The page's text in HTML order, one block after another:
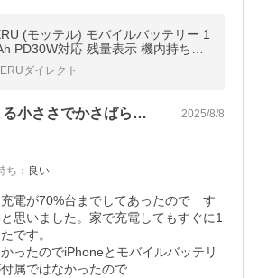
(モッテル) モバイルバッテリー 1
PD30W対応 残量表示 機内持ち込
証済 iPhone Air 17e 17Pro 16 15
ケーブル付属 2年保証 宅C
ダイレクト
手のひらにおさまる小ささでかさばらない 2025/8/8
ち ： 良い
電が70%台までしてあったので　す
思いました。家で充電してもすぐに1
です。
ったのでiPhoneとモバイルバッテリ
属ではなかったので